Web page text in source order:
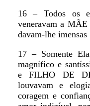
16 – Todos os
veneravam a
davam-lhe imensas
17 – Somente
magnífico e
e FILHO DE
louvavam e
coragem e